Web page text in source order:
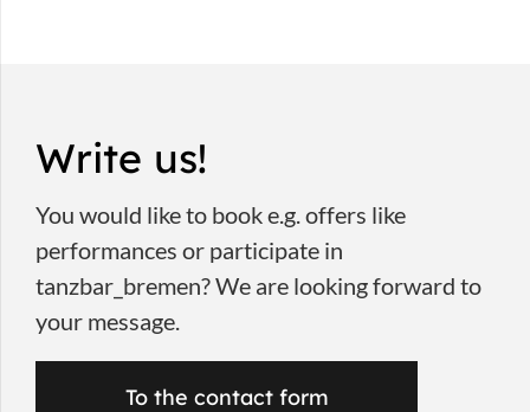
Write us!
You would like to book e.g. offers like
performances or participate in
tanzbar_bremen? We are looking forward to
your message.
To the contact form